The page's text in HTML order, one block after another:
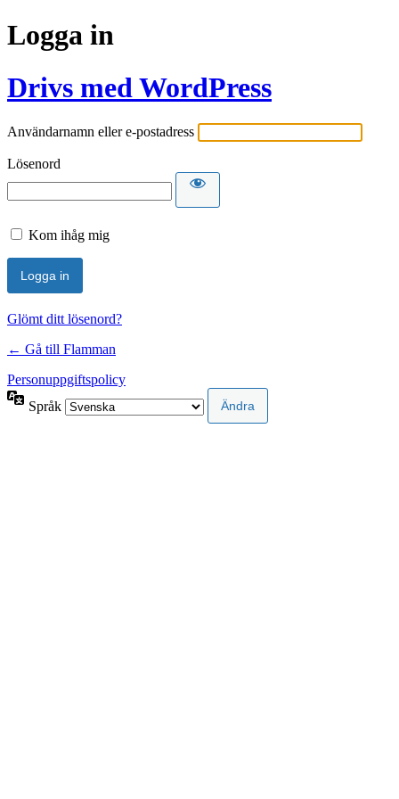
Logga in
Drivs med WordPress
Användarnamn eller e-postadress
Lösenord
Kom ihåg mig
Glömt ditt lösenord?
← Gå till Flamman
Personuppgiftspolicy
Språk